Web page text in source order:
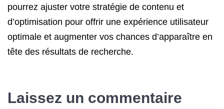
pourrez ajuster votre stratégie de contenu et
d’optimisation pour offrir une expérience utilisateur
optimale et augmenter vos chances d’apparaître en
tête des résultats de recherche.
Laissez un commentaire